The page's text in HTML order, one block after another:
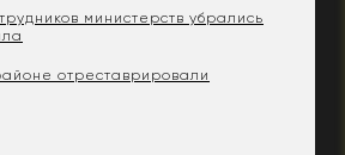
министерств убрались
отреставрировали